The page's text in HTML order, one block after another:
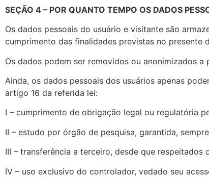
SEÇÃO 4 – POR QUANTO TEMPO OS DADOS
Os dados pessoais do usuário e visitante são
cumprimento das finalidades previstas no
Os dados podem ser removidos ou anonimizados
Ainda, os dados pessoais dos usuários apenas
artigo 16 da referida lei:
I – cumprimento de obrigação legal ou regulatória
II – estudo por órgão de pesquisa, garantida,
III – transferência a terceiro, desde que
IV – uso exclusivo do controlador, vedado seu